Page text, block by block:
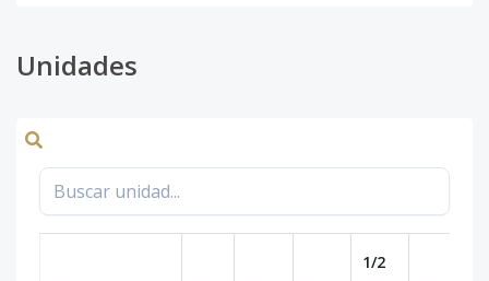
Unidades
1/2